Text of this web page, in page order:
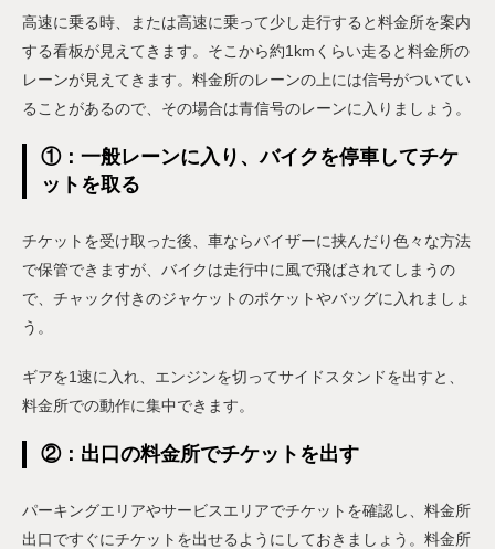
高速に乗る時、または高速に乗って少し走行すると料金所を案内
する看板が見えてきます。そこから約1kmくらい走ると料金所の
レーンが見えてきます。料金所のレーンの上には信号がついてい
ることがあるので、その場合は青信号のレーンに入りましょう。
①：一般レーンに入り、バイクを停車してチケ
ットを取る
チケットを受け取った後、車ならバイザーに挟んだり色々な方法
で保管できますが、バイクは走行中に風で飛ばされてしまうの
で、チャック付きのジャケットのポケットやバッグに入れましょ
う。
ギアを1速に入れ、エンジンを切ってサイドスタンドを出すと、
料金所での動作に集中できます。
②：出口の料金所でチケットを出す
パーキングエリアやサービスエリアでチケットを確認し、料金所
出口ですぐにチケットを出せるようにしておきましょう。料金所